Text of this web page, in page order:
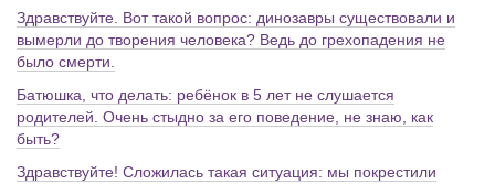
Здравствуйте. Вот такой вопрос: динозавры существовали и
вымерли до творения человека? Ведь до грехопадения не
было смерти.
Батюшка, что делать: ребёнок в 5 лет не слушается
родителей. Очень стыдно за его поведение, не знаю, как
быть?
Здравствуйте! Сложилась такая ситуация: мы покрестили